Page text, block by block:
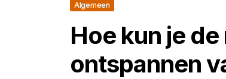
Algemeen
Hoe kun je
ontspannen